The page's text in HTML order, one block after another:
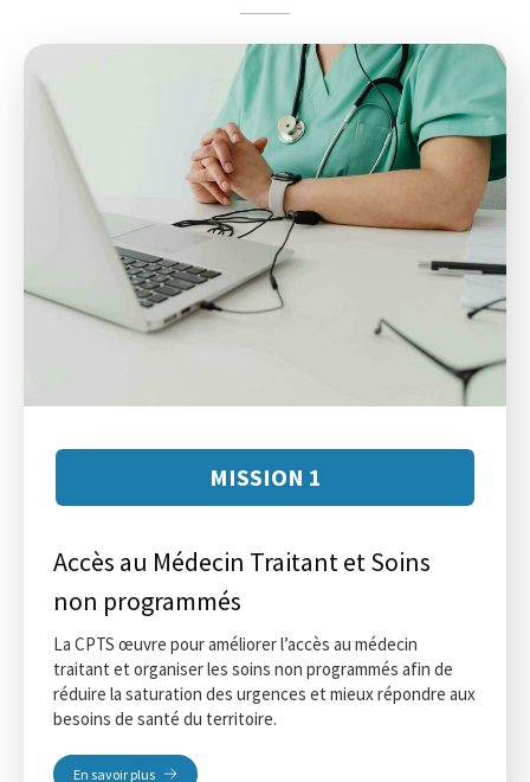
MISSION 1
Accès au Médecin Traitant et Soins
non programmés
La CPTS œuvre pour améliorer l’accès au médecin
traitant et organiser les soins non programmés afin de
réduire la saturation des urgences et mieux répondre aux
besoins de santé du territoire.
En savoir plus